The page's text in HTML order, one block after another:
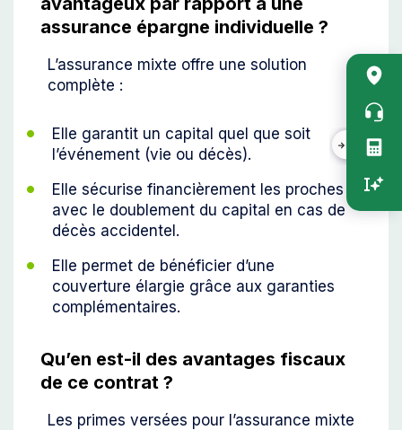
assurance épargne individuelle ?
L’assurance mixte offre une solution
complète :
Elle garantit un capital quel que soit
l’événement (vie ou décès).
Elle sécurise financièrement les proches
avec le doublement du capital en cas de
décès accidentel.
Elle permet de bénéficier d’une
couverture élargie grâce aux garanties
complémentaires.
Qu’en est-il des avantages fiscaux
de ce contrat ?
Les primes versées pour l’assurance mixte